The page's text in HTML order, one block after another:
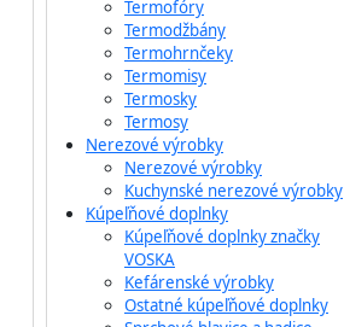
Termofóry
Termodžbány
Termohrnčeky
Termomisy
Termosky
Termosy
Nerezové výrobky
Nerezové výrobky
Kuchynské nerezové výrobky
Kúpeľňové doplnky
Kúpeľňové doplnky značky
VOSKA
Kefárenské výrobky
Ostatné kúpeľňové doplnky